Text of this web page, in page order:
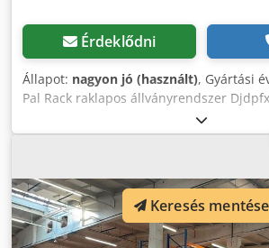
Érdeklődni
Állapot: nagyon jó (használt), Gyártási
Pal Rack raklapos állványrendszer
Gyártó: Stow Típus: Pal Rack rendszer
200 mm Oszlopmagasság: kb. 6 000
kb. 1 100 mm Oszloptípus: PLFB 16P
6 (10 tartógerenda + padlóhely)
0436 Maximális raklap súly: 1 000 kg
polcterhelés: 4 000 kg Megengedett
Keresés mentése